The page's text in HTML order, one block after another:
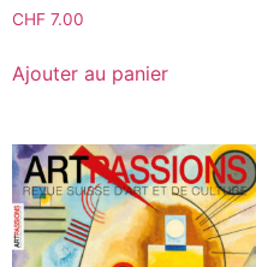
CHF 7.00
Ajouter au panier